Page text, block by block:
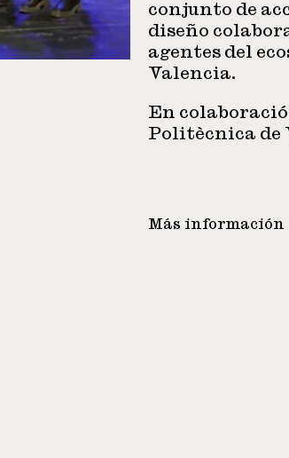
conjunto de
diseño
agentes del
Valencia.
En
Politècnica de
Más información